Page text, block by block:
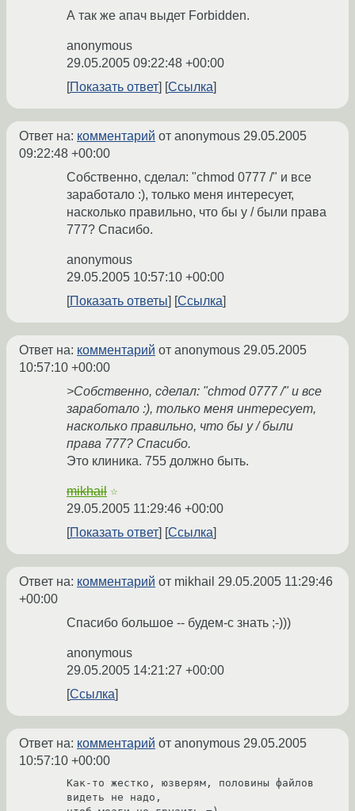
А так же апач выдет Forbidden.
anonymous
29.05.2005 09:22:48 +00:00
Показать ответ
Ссылка
Ответ на: комментарий от anonymous 29.05.2005
09:22:48 +00:00
Собственно, сделал: "chmod 0777 /" и все
заработало :), только меня интересует,
насколько правильно, что бы у / были права
777? Спасибо.
anonymous
29.05.2005 10:57:10 +00:00
Показать ответы
Ссылка
Ответ на: комментарий от anonymous 29.05.2005
10:57:10 +00:00
>Собственно, сделал: "chmod 0777 /" и все
заработало :), только меня интересует,
насколько правильно, что бы у / были
права 777? Спасибо.
Это клиника. 755 должно быть.
mikhail ☆
29.05.2005 11:29:46 +00:00
Показать ответ
Ссылка
Ответ на: комментарий от mikhail 29.05.2005 11:29:46
+00:00
Спасибо большое -- будем-с знать ;-)))
anonymous
29.05.2005 14:21:27 +00:00
Ссылка
Ответ на: комментарий от anonymous 29.05.2005
10:57:10 +00:00
Как-то жестко, юзверям, половины файлов
видеть не надо,